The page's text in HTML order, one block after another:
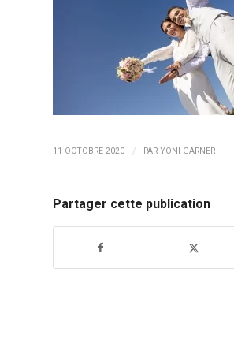
11 OCTOBRE 2020 / PAR YONI GARNER
Partager cette publication